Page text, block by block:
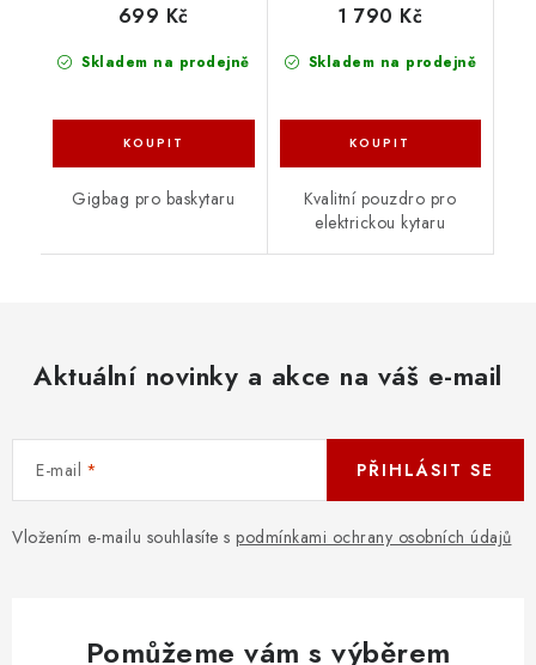
Skladem na prodejně
699 Kč
Gigbag pro baskytaru
Skladem na prodejně
1 790 Kč
Kvalitní pouzdro pro
elektrickou kytaru
Aktuální novinky a akce na váš e-mail
E-mail
Vložením e-mailu souhlasíte s podmínkami ochrany osobních údajů
PŘIHLÁSIT SE
Pomůžeme vám s výběrem